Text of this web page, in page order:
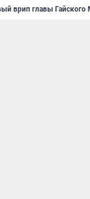
врип главы Гайского